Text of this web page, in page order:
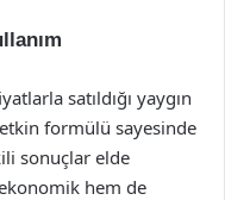
satıldığı yaygın
etkin formülü sayesinde
sonuçlar elde
hem de